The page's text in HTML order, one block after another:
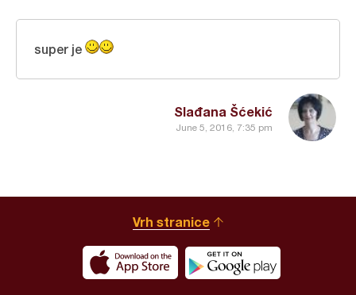
Slađana Šćekić
June 5, 2016, 7:35 pm
super je
Vrh stranice